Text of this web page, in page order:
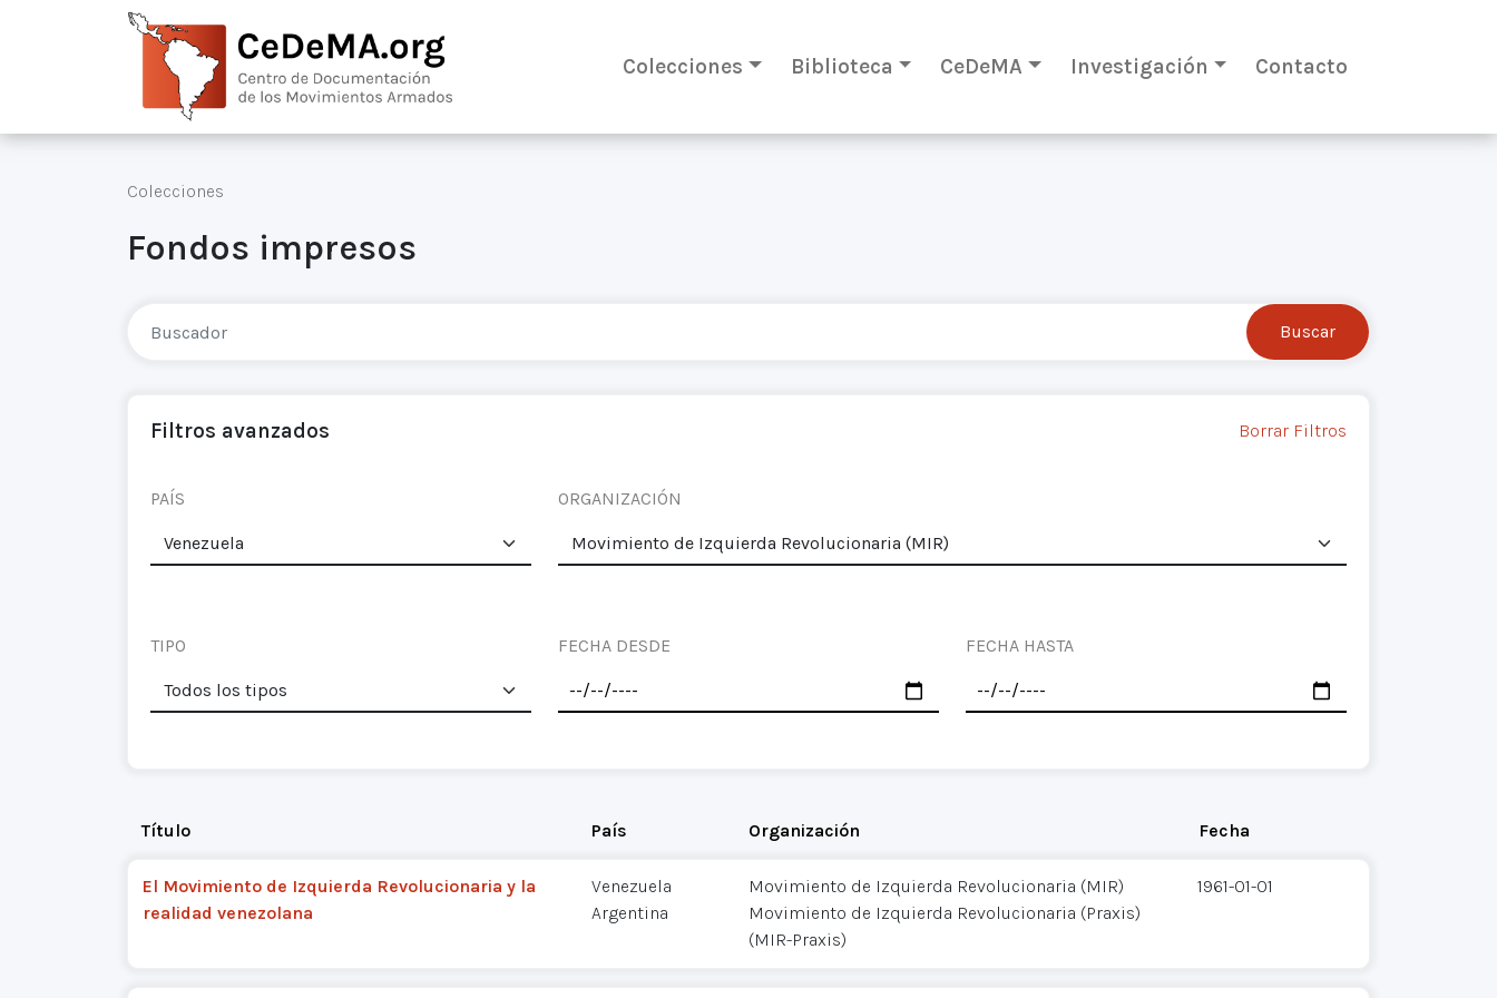
Colecciones Biblioteca CeDeMA Investigación Contacto
Colecciones
Fondos impresos
Filtros avanzados Borrar Filtros
PAÍS ORGANIZACIÓN
TIPO FECHA DESDE FECHA HASTA
Título País Organización Fecha
El Movimiento de Izquierda Revolucionaria y la
realidad venezolana
Venezuela
Argentina
Movimiento de Izquierda Revolucionaria (MIR)
Movimiento de Izquierda Revolucionaria (Praxis)
(MIR-Praxis)
1961-01-01